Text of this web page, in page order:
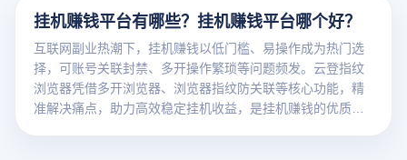
挂机赚钱平台有哪些？挂机赚钱平台哪个好？
互联网副业热潮下，挂机赚钱以低门槛、易操作成为热门选
择，可账号关联封禁、多开操作繁琐等问题频发。云登指纹
浏览器凭借多开浏览器、浏览器指纹防关联等核心功能，精
准解决痛点，助力高效稳定挂机收益，是挂机赚钱的优质辅